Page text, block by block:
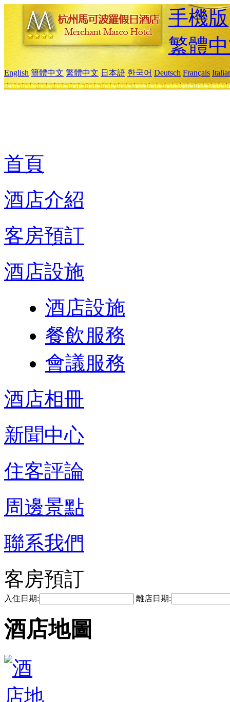
手機版
繁體
English 簡體中文 繁體中文 日本語 한국어 Deutsch Français
首頁
酒店介紹
客房預訂
酒店設施
酒店設施
餐飲服務
會議服務
酒店相冊
新聞中心
住客評論
周邊景點
聯系我們
客房預訂
入住日期: 離店日期:
酒店地圖